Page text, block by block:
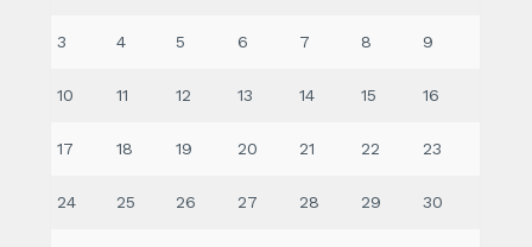
3 4 5 6 7 8 9
10 11 12 13 14 15 16
17 18 19 20 21 22 23
24 25 26 27 28 29 30